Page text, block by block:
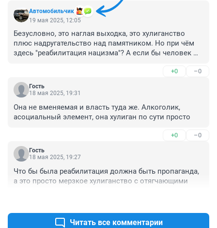
Автомобильчик
19 мая 2025, 12:05
Безусловно, это наглая выходка, это хулиганство
плюс надругательство над памятником. Но при чём
здесь "реабилитация нацизма"? А если бы человек
"Героям Плевны" в Москве на Ильинке? Тогда в чём
его обвинить? В реабилитации "великодержавного
пантюркизма"? Так такой статьи нет.
+0 –0
Гость
18 мая 2025, 19:31
Она не вменяемая и власть туда же. Алкоголик,
асоциальный элемент, она хулиган по сути просто
+0 –0
Гость
18 мая 2025, 19:27
Что бы была реабилитация должна быть пропаганда,
а это просто мерзкое хулиганство с отягчающими
Читать все комментарии